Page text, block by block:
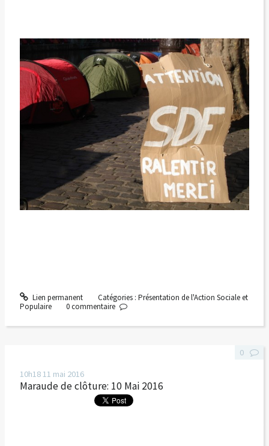
Lien permanent Catégories : Présentation de l'Action Sociale et
Populaire
0commentaire
10h1811 mai 2016
Maraude de clôture: 10 Mai 2016
0